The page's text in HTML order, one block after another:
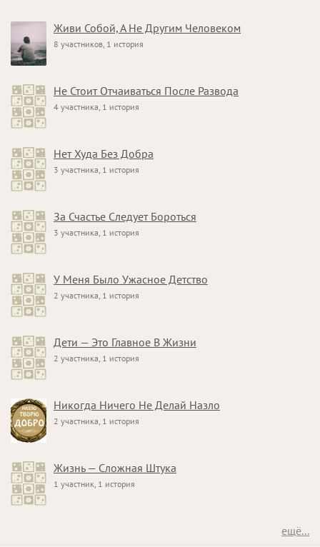
Живи Собой, А Не Другим Человеком
8 участников, 1 история
Не Стоит Отчаиваться После Развода
4 участника, 1 история
Нет Худа Без Добра
3 участника, 1 история
За Счастье Следует Бороться
3 участника, 1 история
У Меня Было Ужасное Детство
2 участника, 1 история
Дети — Это Главное В Жизни
2 участника, 1 история
Никогда Ничего Не Делай Назло
2 участника, 1 история
Жизнь — Сложная Штука
1 участник, 1 история
ещё...